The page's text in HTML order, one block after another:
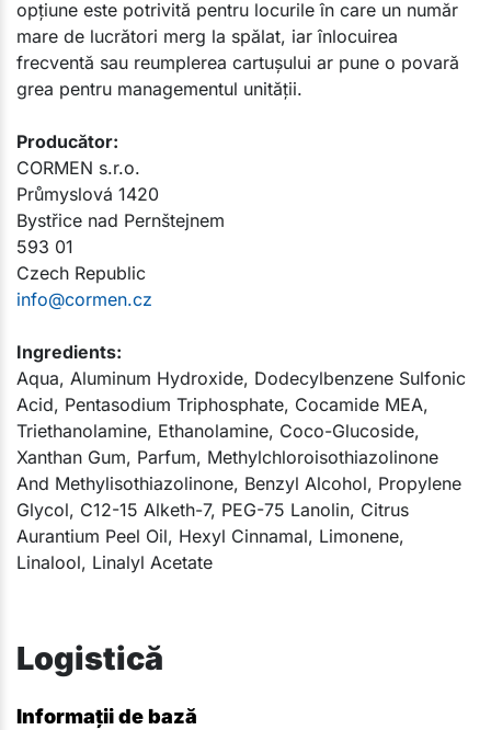
opțiune este potrivită pentru locurile în care un număr
mare de lucrători merg la spălat, iar înlocuirea
frecventă sau reumplerea cartuşului ar pune o povară
grea pentru managementul unității.
Producător:​
CORMEN s.r.o.
Průmyslová 1420
Bystřice nad Pernštejnem
593 01
Czech Republic
info@cormen.cz
Ingredients:
Aqua, Aluminum Hydroxide, Dodecylbenzene Sulfonic
Acid, Pentasodium Triphosphate, Cocamide MEA,
Triethanolamine, Ethanolamine, Coco-Glucoside,
Xanthan Gum, Parfum, Methylchloroisothiazolinone
And Methylisothiazolinone, Benzyl Alcohol, Propylene
Glycol, C12-15 Alketh-7, PEG-75 Lanolin, Citrus
Aurantium Peel Oil, Hexyl Cinnamal, Limonene,
Linalool, Linalyl Acetate​​
Logistică
Informații de bază